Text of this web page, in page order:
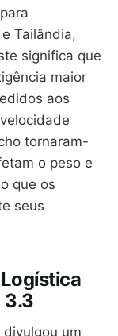
Tailândia,
significa que
maior
aos
tornaram-
o peso e
que os
seus
3.3
um